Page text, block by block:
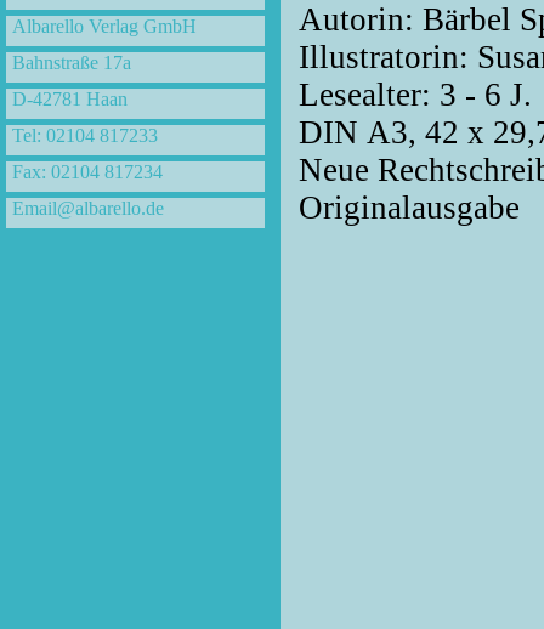
Albarello Verlag GmbH
Bahnstraße 17a
D-42781 Haan
Tel: 02104 817233
Fax: 02104 817234
Email@albarello.de
Autorin: Bärbel
Illustratorin:
Lesealter: 3 - 6 J.
DIN A3, 42 x
Neue
Originalausgabe